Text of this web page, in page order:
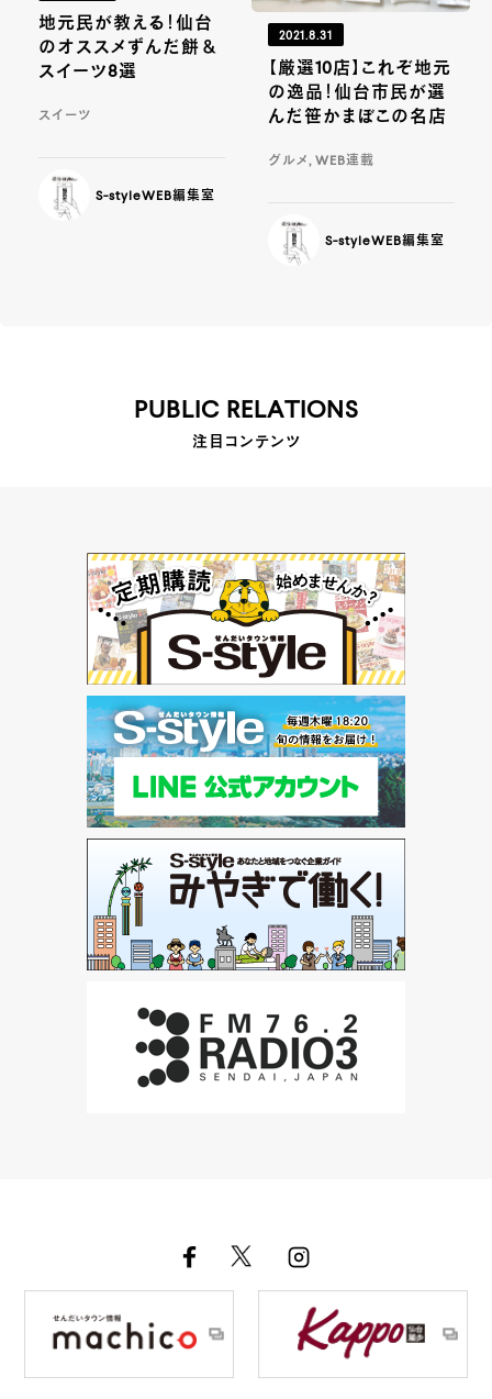
地元民が教える！仙台
のオススメずんだ餅＆
スイーツ8選
スイーツ
S-styleWEB編集室
2021.8.31
【厳選10店】これぞ地元
の逸品！仙台市民が選
んだ笹かまぼこの名店
グルメ, WEB連載
S-styleWEB編集室
PUBLIC RELATIONS
注目コンテンツ